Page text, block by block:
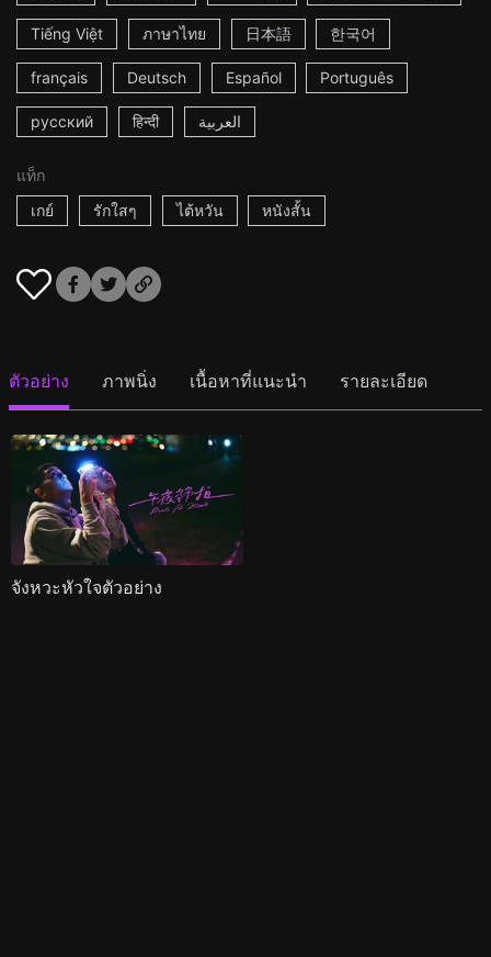
Tiếng Việt ภาษาไทย 日本語 한국어
français Deutsch Español Português
русский हिन्दी العربية
แท็ก
เกย์
รักใสๆ ไต้หวัน หนังสั้น
ตัวอย่าง ภาพนิ่ง เนื้อหาที่แนะนำ รายละเอียด
จังหวะหัวใจตัวอย่าง